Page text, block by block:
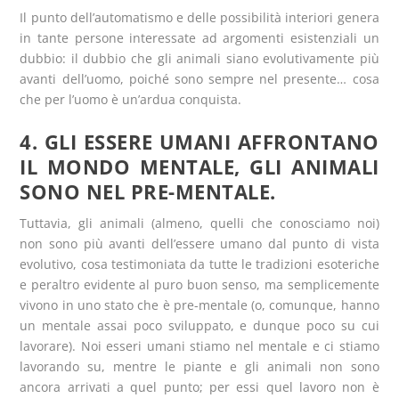
Il punto dell’automatismo e delle possibilità interiori genera
in tante persone interessate ad argomenti esistenziali un
dubbio: il dubbio che gli animali siano evolutivamente più
avanti dell’uomo, poiché sono sempre nel presente… cosa
che per l’uomo è un’ardua conquista.
4. GLI ESSERE UMANI AFFRONTANO
IL MONDO MENTALE, GLI ANIMALI
SONO NEL PRE-MENTALE.
Tuttavia, gli animali (almeno, quelli che conosciamo noi)
non sono più avanti dell’essere umano dal punto di vista
evolutivo, cosa testimoniata da tutte le tradizioni esoteriche
e peraltro evidente al puro buon senso, ma semplicemente
vivono in uno stato che è pre-mentale (o, comunque, hanno
un mentale assai poco sviluppato, e dunque poco su cui
lavorare). Noi esseri umani stiamo nel mentale e ci stiamo
lavorando su, mentre le piante e gli animali non sono
ancora arrivati a quel punto; per essi quel lavoro non è